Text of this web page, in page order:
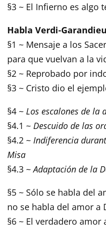
§3 ~ El Infierno es algo
Habla Verdi-Garandieu
§1 ~ Mensaje a los
para que vuelvan a la
§2 ~ Reprobado por
§3 ~ Cristo dio el
§4 ~ Los escalones de la
§4.1 ~ Descuido de las
§4.2 ~ Indiferencia
Misa
§4.3 ~Adaptación de la
§5 ~ Sólo se habla del
no se habla del amor a
§6 ~ El verdadero